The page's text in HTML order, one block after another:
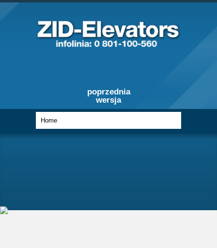
poprzednia
wersja